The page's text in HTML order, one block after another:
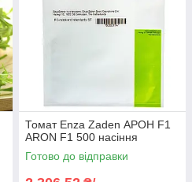
Томат Enza Zaden АРОН F1
ARON F1 500 насіння
Готово до відправки